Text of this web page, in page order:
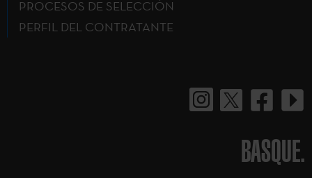
PROCESOS DE SELECCIÓN
PERFIL DEL CONTRATANTE
BASQUE.